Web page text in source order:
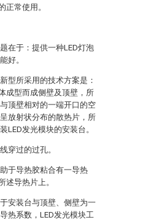
正常使用。
在于：提供一种LED灯泡
好。
型所采用的技术方案是：
成型而成侧壁及顶壁，所
顶壁相对的一端开口的空
放射状分布的散热片，所
LED发光模块的安装台。
穿过的过孔。
于导热胶粘合有一导热
述导热片上。
安装台与顶壁、侧壁为一
热系数，LED发光模块工